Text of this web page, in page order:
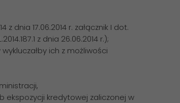
dnia 17.06.2014 r. załącznik I dot.
z dnia 26.06.2014 r.);
ich z możliwości
ekspozycji kredytowej zaliczonej w